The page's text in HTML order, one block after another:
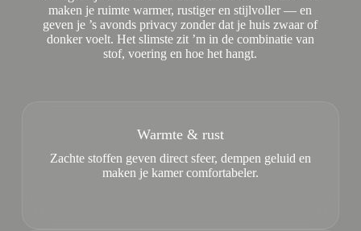
maken je ruimte warmer, rustiger en stijlvoller — en
geven je ’s avonds privacy zonder dat je huis zwaar of
donker voelt. Het slimste zit ’m in de combinatie van
stof, voering en hoe het hangt.
Warmte & rust
Zachte stoffen geven direct sfeer, dempen geluid en
maken je kamer comfortabeler.